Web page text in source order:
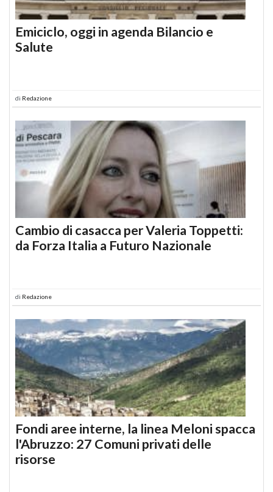
Emiciclo, oggi in agenda Bilancio e
Salute
di Redazione
Cambio di casacca per Valeria Toppetti:
da Forza Italia a Futuro Nazionale
di Redazione
Fondi aree interne, la linea Meloni spacca
l'Abruzzo: 27 Comuni privati delle
risorse